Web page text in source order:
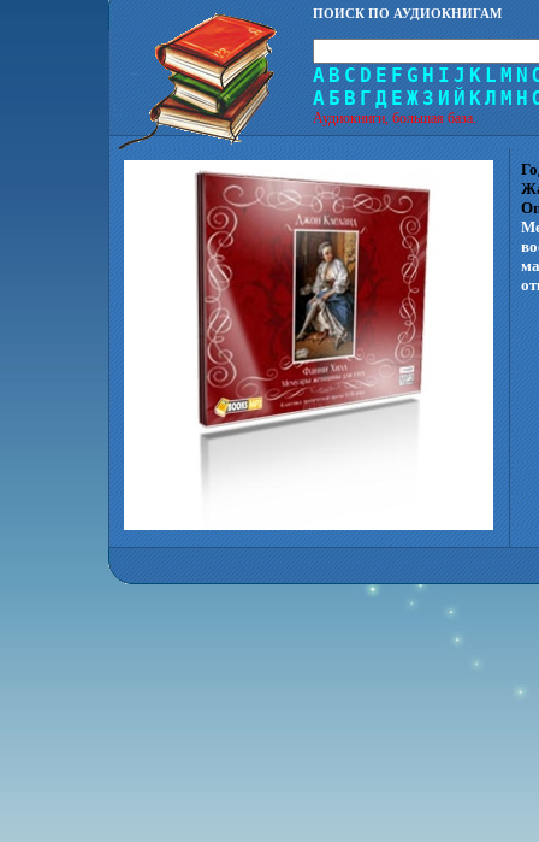
ПОИСК ПО АУДИОКНИГАМ
A B C D E F G H I J K L M N
А Б В Г Д Е Ж З И Й КЛ М Н
Аудиокниги, большая база.